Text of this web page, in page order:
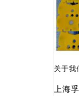
关于我
上海